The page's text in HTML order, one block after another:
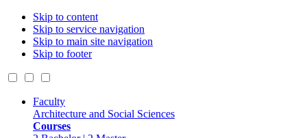
Skip to content
Skip to service navigation
Skip to main site navigation
Skip to footer
Faculty
Architecture and Social Sciences
Courses